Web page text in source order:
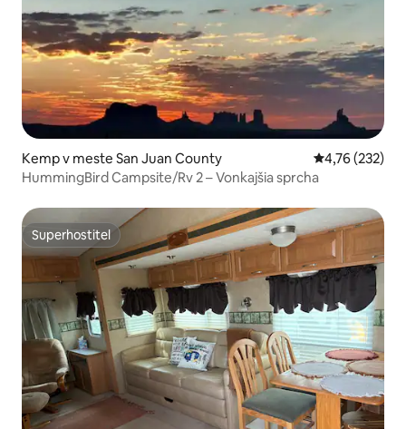
Kemp v meste San Juan County Priemerné
4,76 (232)
HummingBird Campsite/Rv 2 – Vonkajšia sprcha
Superhostiteľ
Superhostiteľ